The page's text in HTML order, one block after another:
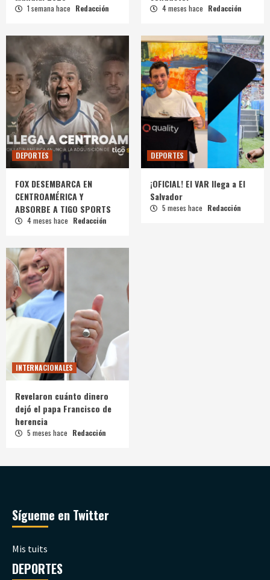
1 semana hace Redacción 4 meses hace Redacción
DEPORTES
FOX DESEMBARCA EN
CENTROAMÉRICA Y
ABSORBE A TIGO SPORTS
4 meses hace Redacción
DEPORTES
¡OFICIAL! El VAR llega a El
Salvador
5 meses hace Redacción
INTERNACIONALES
Revelaron cuánto dinero
dejó el papa Francisco de
herencia
5 meses hace Redacción
Sígueme en Twitter
Mis tuits
DEPORTES